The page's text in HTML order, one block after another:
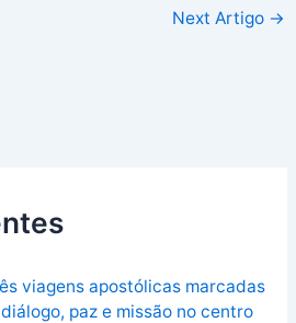
Next Artigo →
viagens apostólicas marcadas
paz e missão no centro